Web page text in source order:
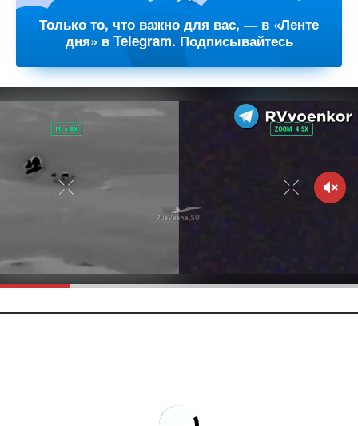
Только то, что важно для вас, — в «Ленте
дня» в Telegram. Подписывайтесь